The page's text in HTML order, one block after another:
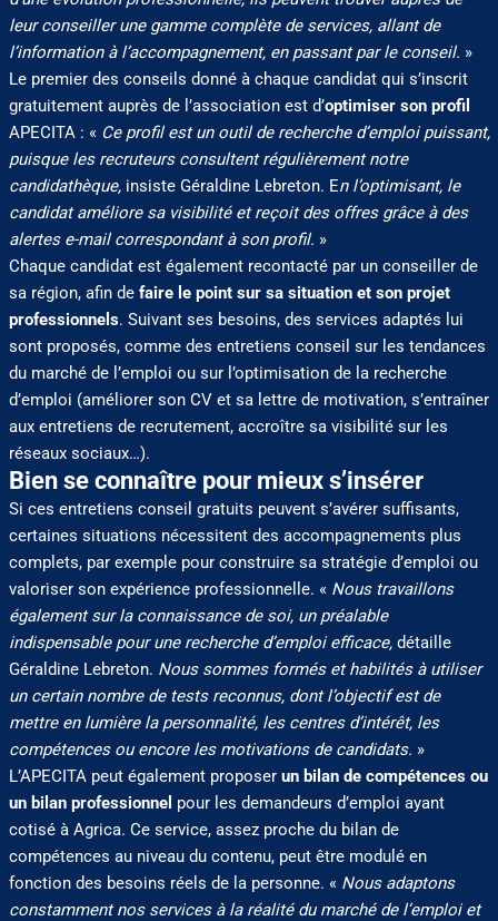
leur conseiller une gamme complète de services, allant de
l’information à l’accompagnement, en passant par le conseil. »
Le premier des conseils donné à chaque candidat qui s’inscrit
gratuitement auprès de l’association est d’optimiser son profil
APECITA : « Ce profil est un outil de recherche d’emploi puissant,
puisque les recruteurs consultent régulièrement notre
candidathèque,insiste Géraldine Lebreton. En l’optimisant, le
candidat améliore sa visibilité et reçoit des offres grâce à des
alertes e-mail correspondant à son profil. »
Chaque candidat est également recontacté par un conseiller de
sa région, afin de faire le point sur sa situation et son projet
professionnels. Suivant ses besoins, des services adaptés lui
sont proposés, comme des entretiens conseil sur les tendances
du marché de l’emploi ou sur l’optimisation de la recherche
d’emploi (améliorer son CV et sa lettre de motivation, s’entraîner
aux entretiens de recrutement, accroître sa visibilité sur les
réseaux sociaux…).
Bien se connaître pour mieux s’insérer
Si ces entretiens conseil gratuits peuvent s’avérer suffisants,
certaines situations nécessitent des accompagnements plus
complets, par exemple pour construire sa stratégie d’emploi ou
valoriser son expérience professionnelle. « Nous travaillons
également sur la connaissance de soi, un préalable
indispensable pour une recherche d’emploi efficace,détaille
Géraldine Lebreton. Nous sommes formés et habilités à utiliser
un certain nombre de tests reconnus, dont l’objectif est de
mettre en lumière la personnalité, les centres d’intérêt, les
compétences ou encore les motivations de candidats. »
L’APECITA peut également proposer un bilan de compétences ou
un bilan professionnel pour les demandeurs d’emploi ayant
cotisé à Agrica. Ce service, assez proche du bilan de
compétences au niveau du contenu, peut être modulé en
fonction des besoins réels de la personne. « Nous adaptons
constamment nos services à la réalité du marché de l’emploi et